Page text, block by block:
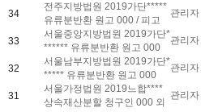
34
전주지방법원 2019가단*****
유류분반환 원고 000 / 피고
관리자
33
서울중앙지방법원 2019가단*
****** 유류분반환 원고 000
관리자
32
서울남부지방법원 2019가단*
***** 유류분반환 원고 000
관리자
31
서울가정법원 2019느합****
상속재산분할 청구인 000 외
관리자